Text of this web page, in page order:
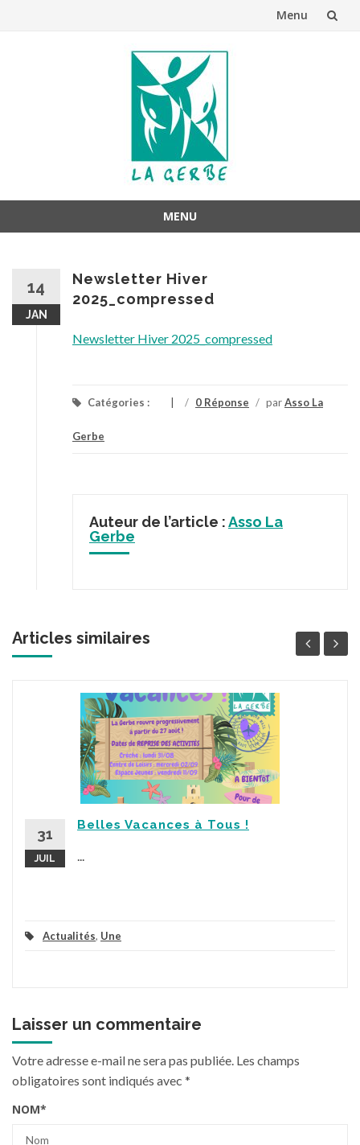
Menu
MENU
contenu
14
JAN
Newsletter Hiver
2025_compressed
Newsletter Hiver 2025_compressed
Catégories : / 0 Réponse / parAsso La
Gerbe
Auteur de l’article :Asso La
Gerbe
Articles similaires
31
JUIL
Belles Vacances à Tous !
Actualités, Une
Laisser un commentaire
Votre adresse e-mail ne sera pas publiée. Les champs
obligatoires sont indiqués avec *
NOM*